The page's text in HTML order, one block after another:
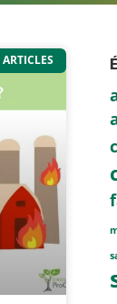
ARTICLES